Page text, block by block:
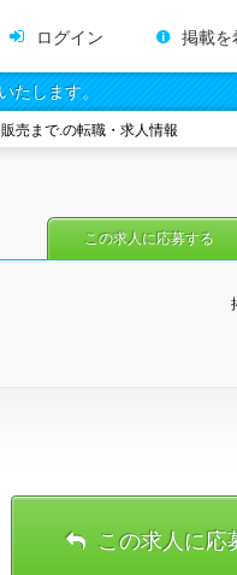
ログイン 掲載を
たします。
売まで.の転職・求人情報
この求人に応募する
この求人に応